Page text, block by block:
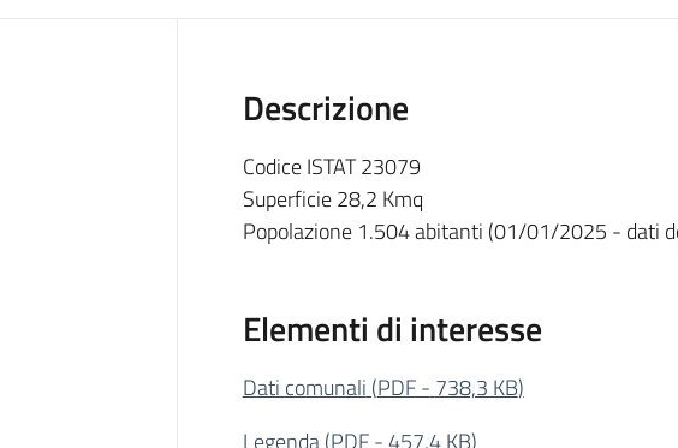
Descrizione
Codice ISTAT 23079
Superficie 28,2 Kmq
Popolazione 1.504 abitanti (01/01/2025 - dati
Elementi di interesse
Dati comunali (PDF- 738,3 KB)
Legenda(PDF-457,4 KB)